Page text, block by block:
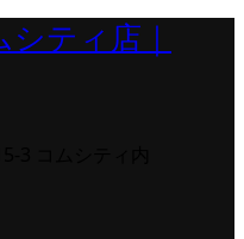
ティ店｜